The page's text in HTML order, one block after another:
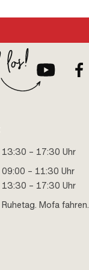
13:30 – 17:30 Uhr
09:00 – 11:30 Uhr
13:30 – 17:30 Uhr
Ruhetag. Mofa fahren.